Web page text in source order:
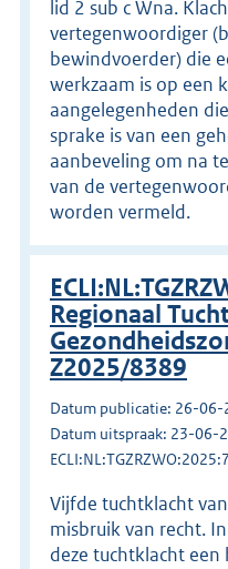
lid 2 sub c Wna.
vertegenwoordiger
bewindvoerder) die
werkzaam is op een
aangelegenheden
sprake is van een
aanbeveling om na
van de
worden vermeld.
Regionaal
Z2025/8389
Datum publicatie: 26-06-
Datum uitspraak: 23-06-
Vijfde tuchtklacht
misbruik van recht.
deze tuchtklacht